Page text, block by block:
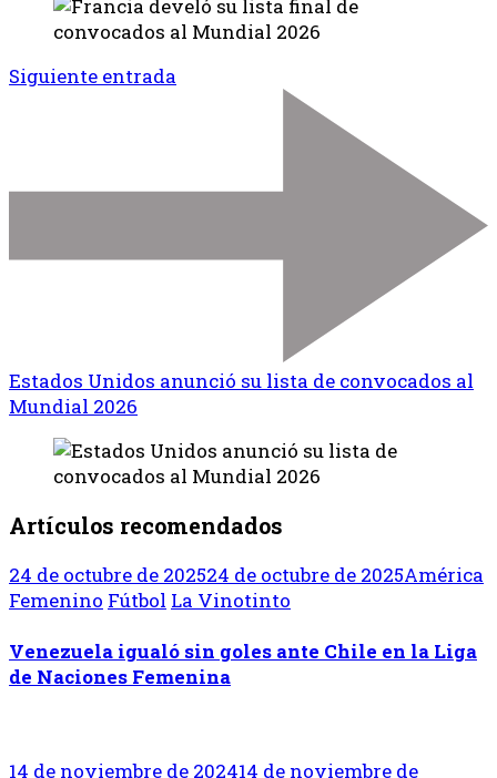
Siguiente entrada
Estados Unidos anunció su lista de convocados al
Mundial 2026
Artículos recomendados
24 de octubre de 202524 de octubre de 2025América
Femenino Fútbol La Vinotinto
Venezuela igualó sin goles ante Chile en la Liga
de Naciones Femenina
14 de noviembre de 202414 de noviembre de